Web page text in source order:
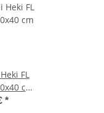
FL
cm
42mm -
*